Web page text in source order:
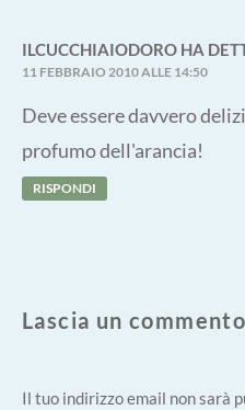
ILCUCCHIAIODORO HA
11 FEBBRAIO 2010 ALLE 14:50
Deve essere davvero
profumo dell'arancia!
RISPONDI
Lascia un commento
Il tuo indirizzo email non sarà